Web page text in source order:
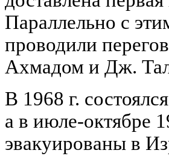
Параллельно с
проводили
Ахмадом и Дж.
В 1968 г.
а в июле-октябре
эвакуированы в